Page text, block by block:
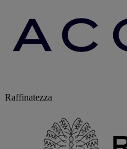
Raffinatezza